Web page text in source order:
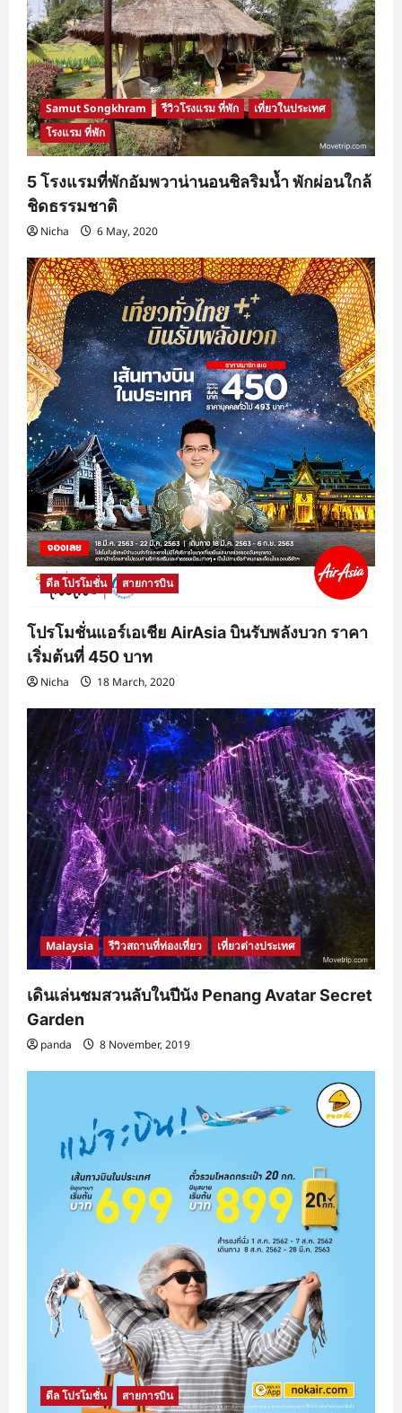
Samut Songkhram รีวิวโรงแรม ที่พัก
เที่ยวในประเทศ
โรงแรม ที่พัก
5 โรงแรมที่พักอัมพวาน่านอนชิลริมน้ำ พักผ่อนใกล้
ชิดธรรมชาติ
Nicha 6 May, 2020
ดีล โปรโมชั่น สายการบิน
โปรโมชั่นแอร์เอเชีย AirAsia บินรับพลังบวก ราคา
เริ่มต้นที่ 450 บาท
Nicha 18 March, 2020
Malaysia รีวิวสถานที่ท่องเที่ยว เที่ยวต่างประเทศ
เดินเล่นชมสวนลับในปีนัง Penang Avatar Secret
Garden
panda 8 November, 2019
ดีล โปรโมชั่น สายการบิน